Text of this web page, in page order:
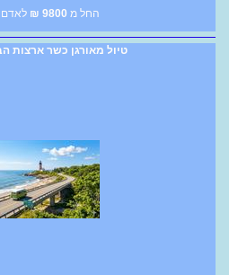
החל מ 9800
₪ לאדם
טיול מאורגן כשר ארצות